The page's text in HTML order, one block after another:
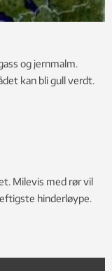
og jernmalm.
kan bli gull verdt.
Milevis med rør vil
hinderløype.